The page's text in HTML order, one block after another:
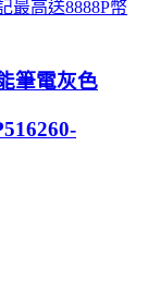
最高送8888P幣
筆電灰色